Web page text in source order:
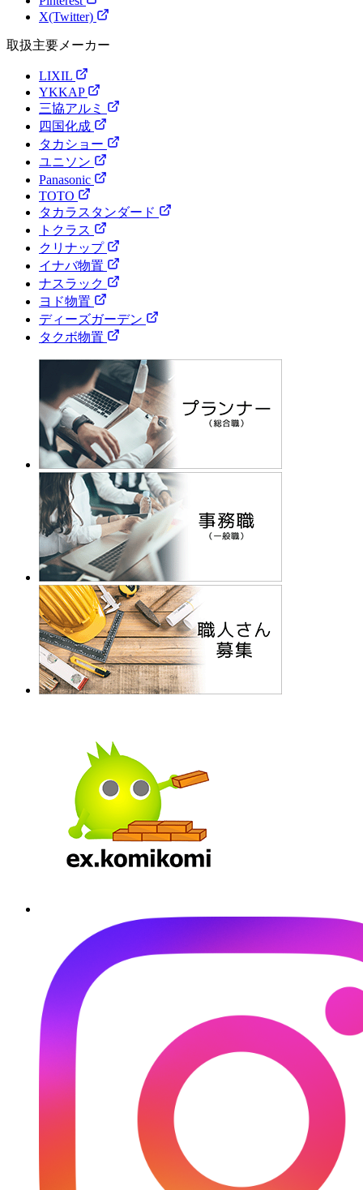
X(Twitter)
取扱主要メーカー
LIXIL
YKKAP
三協アルミ
四国化成
タカショー
ユニソン
Panasonic
TOTO
タカラスタンダード
トクラス
クリナップ
イナバ物置
ナスラック
ヨド物置
ディーズガーデン
タクボ物置